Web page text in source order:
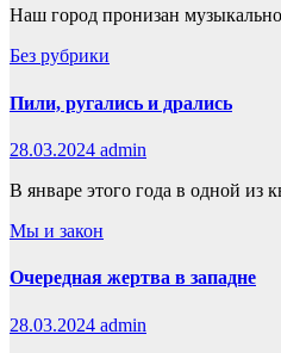
Наш город пронизан
Без рубрики
Пили, ругались и дрались
28.03.2024 admin
В январе этого года в одной из
Мы и закон
Очередная жертва в западне
28.03.2024 admin